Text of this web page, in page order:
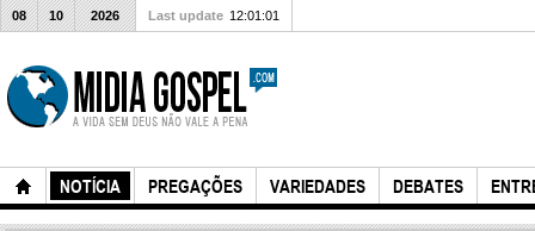
NOTÍCIA PREGAÇÕES VARIEDADES DEBATES
08 10 2026 Last update 12:01:01